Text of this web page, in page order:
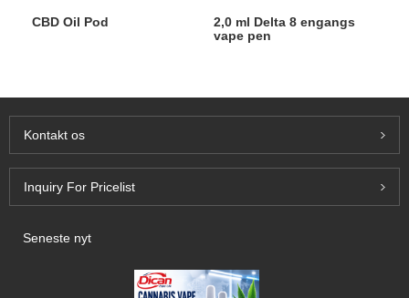
CBD Oil Pod
2,0 ml Delta 8 engangs
vape pen
Kontakt os
Inquiry For Pricelist
Seneste nyt